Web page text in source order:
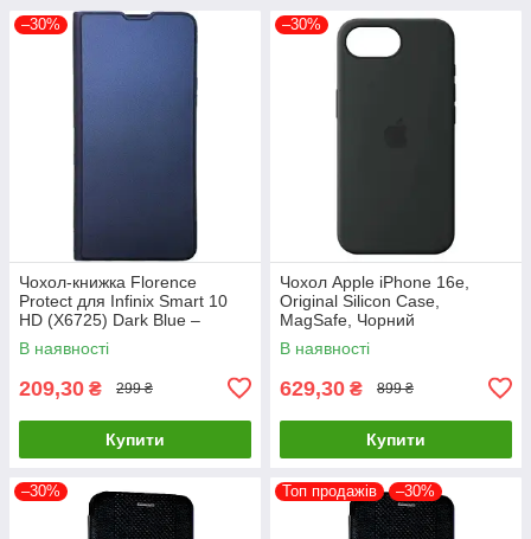
–30%
Чохол-книжка Florence
Protect для Infinix Smart 10
HD (X6725) Dark Blue –
стильний та надійний захист
смартфона з магнітно
В наявності
209,30 ₴ 299 ₴
Купити
–30%
Чохол Apple iPhone 16e,
Original Silicon Case,
MagSafe, Чорний
В наявності
629,30 ₴ 899 ₴
Купити
–30% Топ продажів –30%